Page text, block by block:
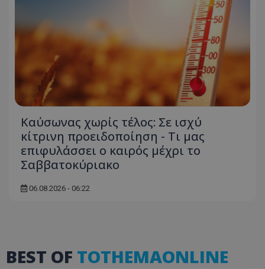
Καύσωνας χωρίς τέλος: Σε ισχύ
κίτρινη προειδοποίηση - Τι μας
επιφυλάσσει ο καιρός μέχρι το
Σαββατοκύριακο
06.08.2026 - 06:22
BEST OF TOTHEMAONLINE
Προμηθευτής/Πεδίο
.lifenewscy.tothemaonline.com
ASP.NET_SessionId
Microsoft Corporation